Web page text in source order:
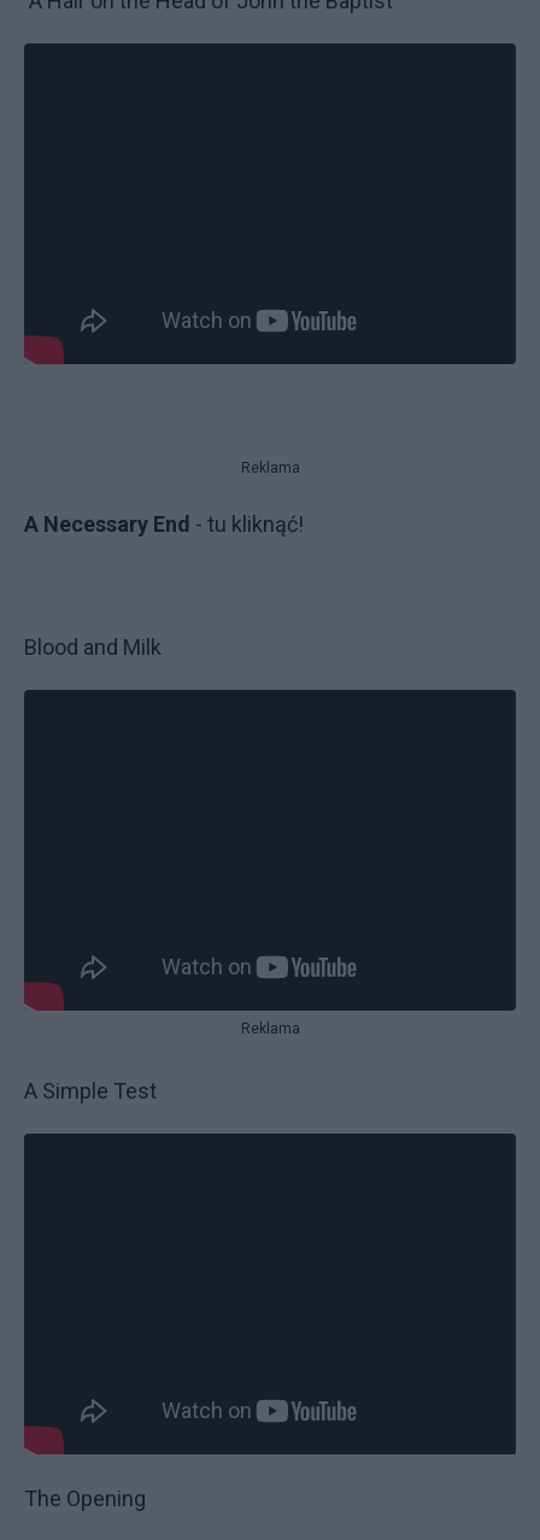
Reklama
A Necessary End - tu kliknąć!
Blood and Milk
Reklama
A Simple Test
The Opening